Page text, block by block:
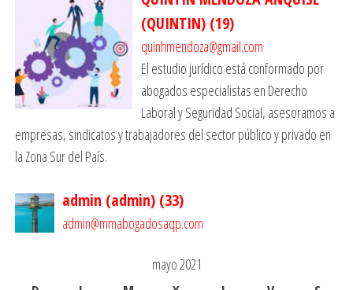
(QUINTIN) (19)
quinhmendoza@gmail.com
El estudio jurídico está conformado por
abogados especialistas en Derecho
Laboral y Seguridad Social, asesoramos a
empresas, sindicatos y trabajadores del sector público y privado en
la Zona Sur del País.
admin (admin) (33)
admin@mmabogadosaqp.com
mayo 2021